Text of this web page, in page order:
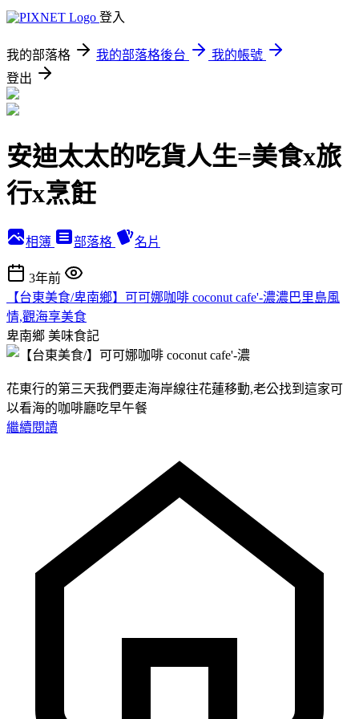
登入
我的部落格 我的部落格後台
我的帳號
登出
安迪太太的吃貨人生=美食x旅
行x烹飪
相簿 部落格 名片
3年前
​​【台東美食/卑南鄉】可可娜咖啡 coconut cafe'-濃濃巴里島風
情,觀海享美食
卑南鄉 美味食記
花東行的第三天我們要走海岸線往花蓮移動,老公找到這家可
以看海的咖啡廳吃早午餐
繼續閱讀